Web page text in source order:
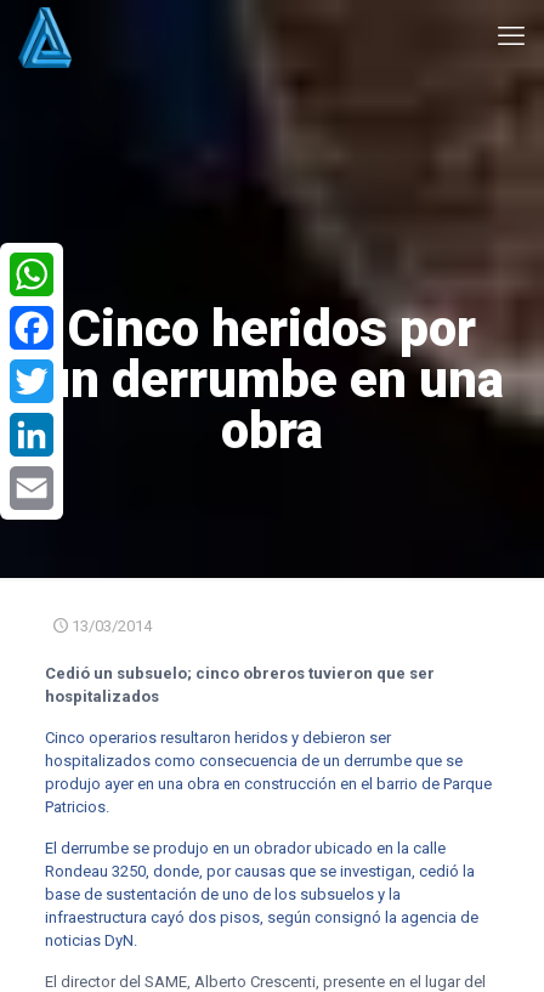
Cinco heridos por
un derrumbe en una
obra
13/03/2014
Cedió un subsuelo; cinco obreros tuvieron que ser
hospitalizados
Cinco operarios resultaron heridos y debieron ser
hospitalizados como consecuencia de un derrumbe que se
produjo ayer en una obra en construcción en el barrio de Parque
Patricios.
El derrumbe se produjo en un obrador ubicado en la calle
Rondeau 3250, donde, por causas que se investigan, cedió la
base de sustentación de uno de los subsuelos y la
infraestructura cayó dos pisos, según consignó la agencia de
noticias DyN.
El director del SAME, Alberto Crescenti, presente en el lugar del
WhatsApp
Facebook
Twitter
LinkedIn